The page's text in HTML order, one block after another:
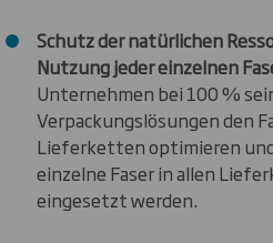
Schutz der natürlichen
Nutzung jeder einzelnen
Unternehmen bei 100 %
Verpackungslösungen den
Lieferketten optimieren
einzelne Faser in allen
eingesetzt werden.